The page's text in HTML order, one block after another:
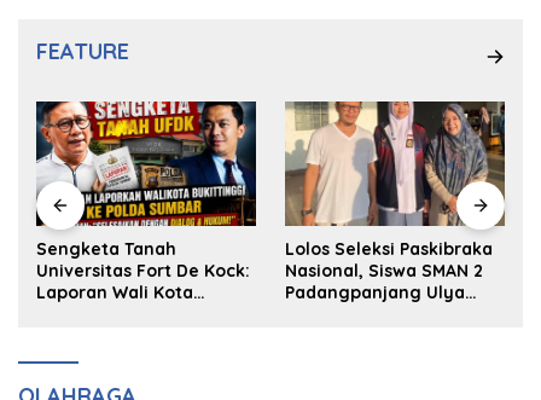
FEATURE
Sengketa Tanah
Universitas Fort De Kock:
Laporan Wali Kota
Lolos Seleksi Paskibraka
Nasional, Siswa SMAN 2
Padangpanjang Ulya